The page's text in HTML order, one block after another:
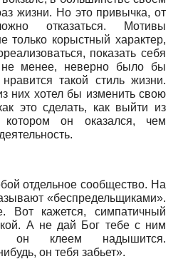
жизни. Но это привычка, от
отказаться. Мотивы
только корыстный характер,
показать себя
менее, неверно было бы
такой стиль жизни.
них хотел бы изменить свою
это сделать, как выйти из
котором он оказался, чем
отдельное сообщество. На
«беспредельщиками».
кажется, симпатичный
А не дай Бог тебе с ним
он клеем надышится.
он тебя забьет».